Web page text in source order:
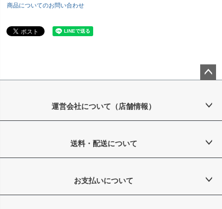
商品についてのお問い合わせ
ップ
運営会社について（店舗情報）
送料・配送について
お支払いについて